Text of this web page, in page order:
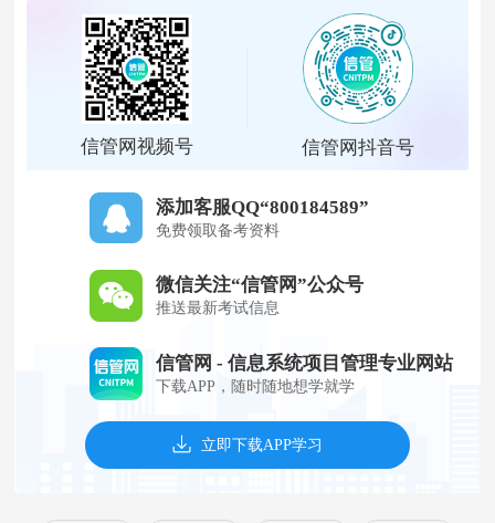
信管网视频号 信管网抖音号
添加客服QQ“800184589”
免费领取备考资料
微信关注“信管网”公众号
推送最新考试信息
信管网 - 信息系统项目管理专业网站
下载APP，随时随地想学就学
立即下载APP学习